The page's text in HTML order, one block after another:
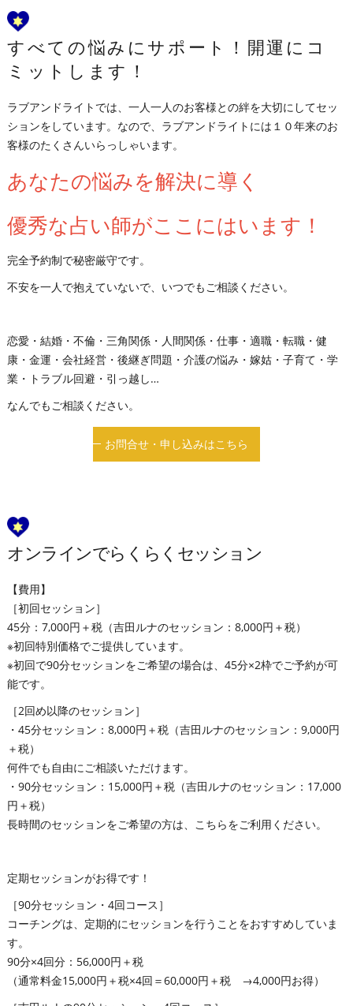
すべての悩みにサポート！開運にコ
ミットします！
ラブアンドライトでは、一人一人のお客様との絆を大切にしてセッ
ションをしています。なので、ラブアンドライトには１０年来のお
客様のたくさんいらっしゃいます。
あなたの悩みを解決に導く
優秀な占い師がここにはいます！
完全予約制で秘密厳守です。
不安を一人で抱えていないで、いつでもご相談ください。
恋愛・結婚・不倫・三角関係・人間関係・仕事・適職・転職・健
康・金運・会社経営・後継ぎ問題・介護の悩み・嫁姑・子育て・学
業・トラブル回避・引っ越し…
なんでもご相談ください。
お問合せ・申し込みはこちら
オンラインでらくらくセッション
【費用】
［初回セッション］
45分：7,000円＋税（吉田ルナのセッション：8,000円＋税）
※初回特別価格でご提供しています。
※初回で90分セッションをご希望の場合は、45分×2枠でご予約が可
能です。
［2回め以降のセッション］
・45分セッション：8,000円＋税（吉田ルナのセッション：9,000円
＋税）
何件でも自由にご相談いただけます。
・90分セッション：15,000円＋税（吉田ルナのセッション：17,000
円＋税）
長時間のセッションをご希望の方は、こちらをご利用ください。
定期セッションがお得です！
［90分セッション・4回コース］
コーチングは、定期的にセッションを行うことをおすすめしていま
す。
90分×4回分：56,000円＋税
（通常料金15,000円＋税×4回＝60,000円＋税 →4,000円お得）